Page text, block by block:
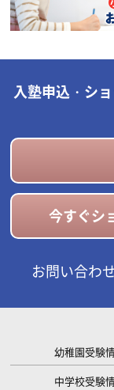
入塾申込・シ
今すぐシ
お問い合わ
幼稚園受験
中学校受験